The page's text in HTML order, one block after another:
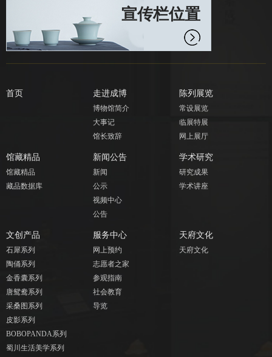
宣传栏位置
首页 走进成博
博物馆简介
大事记
馆长致辞
陈列展览
常设展览
临展特展
网上展厅
馆藏精品
馆藏精品
藏品数据库
新闻公告
新闻
公示
视频中心
公告
学术研究
研究成果
学术讲座
文创产品
石犀系列
陶俑系列
金香囊系列
唐鸳鸯系列
采桑图系列
皮影系列
BOBOPANDA系列
蜀川生活美学系列
服务中心
网上预约
志愿者之家
参观指南
社会教育
导览
天府文化
天府文化